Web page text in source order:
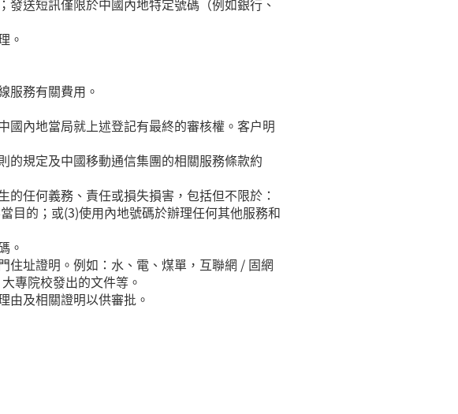
送短訊僅限於中國內地特定號碼（例如銀行、
。
服務有關費用。
國內地當局就上述登記有最終的審核權。客户明
的規定及中國移動通信集團的相關服務條款約
任何義務、責任或損失損害，包括但不限於：
目的；或(3)使用內地號碼於辦理任何其他服務和
。
住址證明。例如：水、電、煤單，互聯網 / 固網
專院校發出的文件等。
由及相關證明以供審批。